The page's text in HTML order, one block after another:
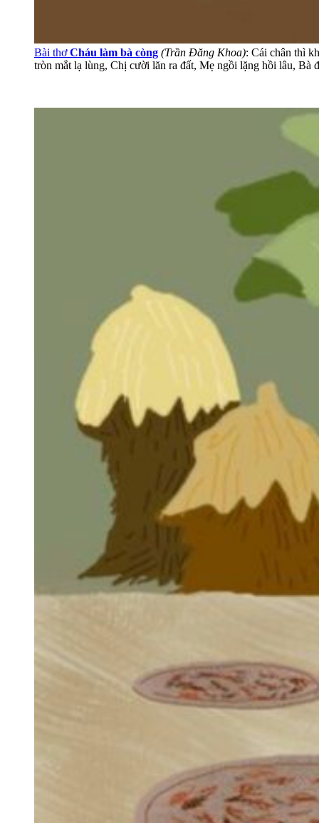
Bài thơCháu làm bà còng (Trần Đăng Khoa): Cái chân thì
tròn mắt lạ lùng, Chị cười lăn ra đất, Mẹ ngồi lặng hồi lâu,